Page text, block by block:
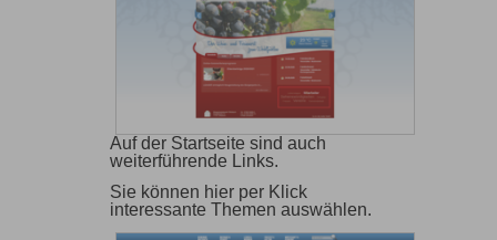
Auf der Startseite sind auch
weiterführende Links.
Sie können hier per Klick
interessante Themen auswählen.